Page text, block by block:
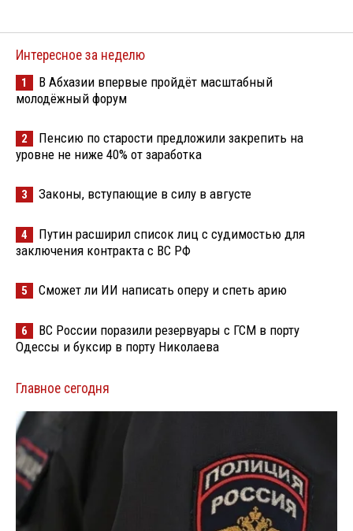
Интересное за неделю
1
В Абхазии впервые пройдёт масштабный
молодёжный форум
2
Пенсию по старости предложили закрепить на
уровне не ниже 40% от заработка
3 Законы, вступающие в силу в августе
4
Путин расширил список лиц с судимостью для
заключения контракта с ВС РФ
5 Сможет ли ИИ написать оперу и спеть арию
6
ВС России поразили резервуары с ГСМ в порту
Одессы и буксир в порту Николаева
Главное сегодня